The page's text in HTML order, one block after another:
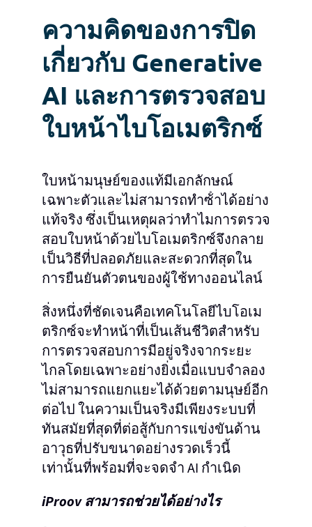
ความคิดของการปิด
เกี่ยวกับ Generative
AI และการตรวจสอบ
ใบหน้าไบโอเมตริกซ์
ใบหน้ามนุษย์ของแท้มีเอกลักษณ์
เฉพาะตัวและไม่สามารถทําซ้ําได้อย่าง
แท้จริง ซึ่งเป็นเหตุผลว่าทําไมการตรวจ
สอบใบหน้าด้วยไบโอเมตริกซ์จึงกลาย
เป็นวิธีที่ปลอดภัยและสะดวกที่สุดใน
การยืนยันตัวตนของผู้ใช้ทางออนไลน์
สิ่งหนึ่งที่ชัดเจนคือเทคโนโลยีไบโอเม
ตริกซ์จะทําหน้าที่เป็นเส้นชีวิตสําหรับ
การตรวจสอบการมีอยู่จริงจากระยะ
ไกลโดยเฉพาะอย่างยิ่งเมื่อแบบจําลอง
ไม่สามารถแยกแยะได้ด้วยตามนุษย์อีก
ต่อไป ในความเป็นจริงมีเพียงระบบที่
ทันสมัยที่สุดที่ต่อสู้กับการแข่งขันด้าน
อาวุธที่ปรับขนาดอย่างรวดเร็วนี้
เท่านั้นที่พร้อมที่จะจดจํา AI กําเนิด
iProov สามารถช่วยได้อย่างไร